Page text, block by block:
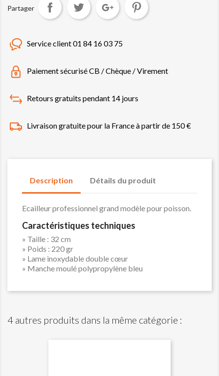
Partager
Service client 01 84 16 03 75
Paiement sécurisé CB / Chèque / Virement
Retours gratuits pendant 14 jours
Livraison gratuite pour la France à partir de 150 €
Description Détails du produit
Ecailleur professionnel grand modèle pour poisson.
Caractéristiques techniques
» Taille : 32 cm
» Poids : 220 gr
» Lame inoxydable double cœur
» Manche moulé polypropylène bleu
4 autres produits dans la même catégorie :